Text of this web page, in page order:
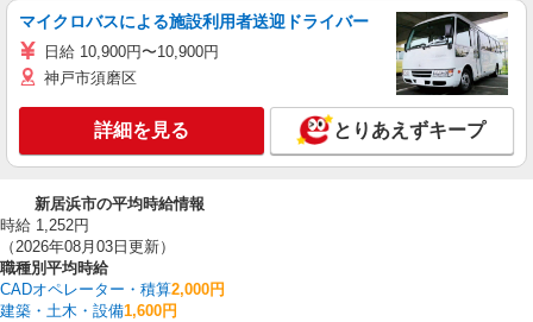
マイクロバスによる施設利用者送迎ドライバー
日給 10,900円〜10,900円
神戸市須磨区
詳細を見る とりあえずキープ
新居浜市の平均時給情報
時給 1,252円
（2026年08月03日更新）
職種別平均時給
CADオペレーター・積算2,000円
建築・土木・設備1,600円